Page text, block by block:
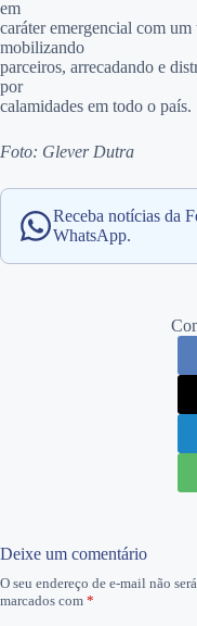
em
caráter emergencial com
mobilizando
parceiros, arrecadando e
por
calamidades em todo o país.
Foto: Glever Dutra
Receba notícias da
WhatsApp.
Deixe um comentário
O seu endereço de e-mail não
marcados com *